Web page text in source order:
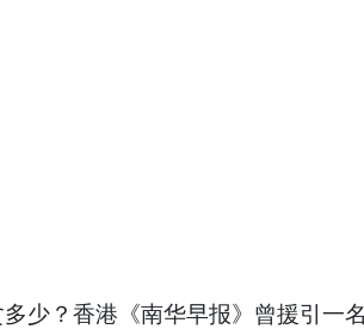
？香港《南华早报》曾援引一名